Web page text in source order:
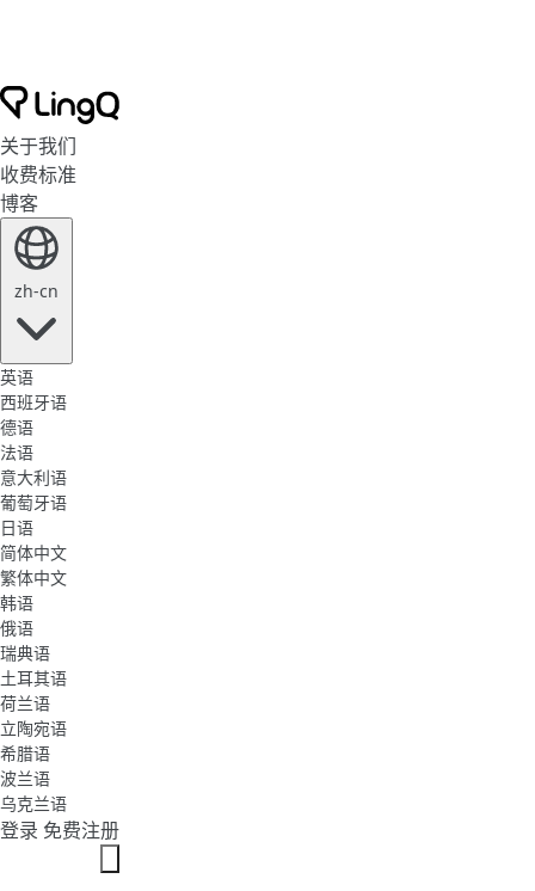
关于我们
收费标准
博客
zh-cn
英语
西班牙语
德语
法语
意大利语
葡萄牙语
日语
简体中文
繁体中文
韩语
俄语
瑞典语
土耳其语
荷兰语
立陶宛语
希腊语
波兰语
乌克兰语
登录 免费注册